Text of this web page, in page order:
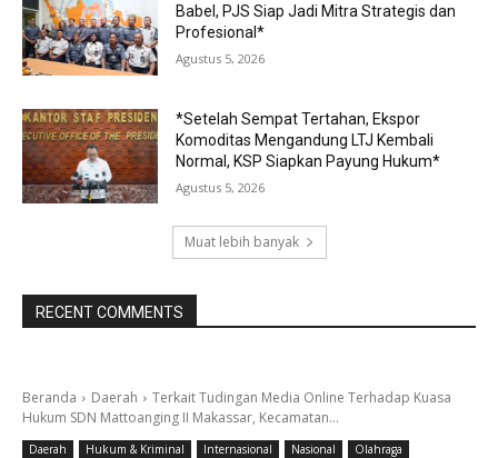
Babel, PJS Siap Jadi Mitra Strategis dan
Profesional*
Agustus 5, 2026
*Setelah Sempat Tertahan, Ekspor
Komoditas Mengandung LTJ Kembali
Normal, KSP Siapkan Payung Hukum*
Agustus 5, 2026
Muat lebih banyak
RECENT COMMENTS